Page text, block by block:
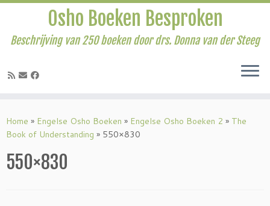
naar
inhoud
Osho Boeken Besproken
Beschrijving van 250 boeken door drs. Donna van der Steeg
Home » Engelse Osho Boeken » Engelse Osho Boeken 2 » The
Book of Understanding » 550×830
550×830